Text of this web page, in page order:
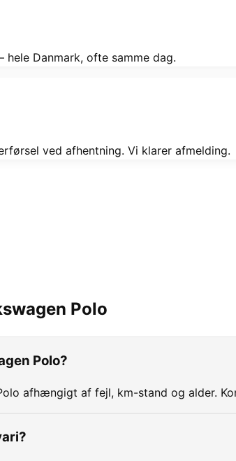
Danmark, ofte samme dag.
ved afhentning. Vi klarer afmelding.
Polo
Polo?
afhængigt af fejl, km-stand og alder.